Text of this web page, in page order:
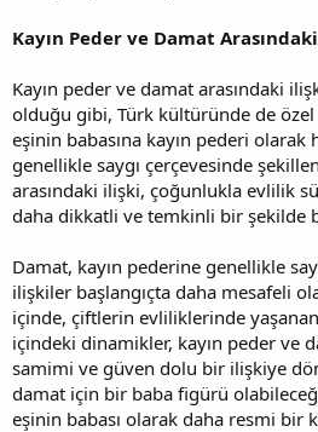
Kayın Peder ve Damat
Kayın peder ve damat arasındaki
olduğu gibi, Türk kültüründe de
eşinin babasına kayın pederi olarak
genellikle saygı çerçevesinde
arasındaki ilişki, çoğunlukla evlilik
daha dikkatli ve temkinli bir şekilde
Damat, kayın pederine genellikle
ilişkiler başlangıçta daha mesafeli
içinde, çiftlerin evliliklerinde
içindeki dinamikler, kayın peder ve
samimi ve güven dolu bir ilişkiye
damat için bir baba figürü
eşinin babası olarak daha resmi bir